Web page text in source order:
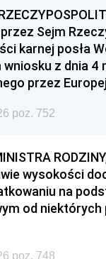
Sejm
karnej posła
z dnia 4
przez
poz. 752
wysokości
na
od
poz. 748